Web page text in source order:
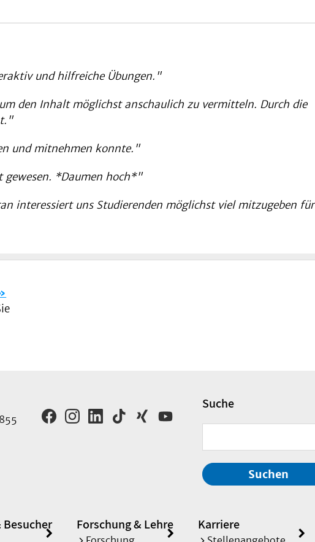
und hilfreiche Übungen."
den Inhalt möglichst anschaulich zu vermitteln. Durch die
und mitnehmen konnte."
gewesen. *Daumen hoch*"
interessiert uns Studierenden möglichst viel mitzugeben für
Suche
Suchen
Besucher Forschung & Lehre Karriere